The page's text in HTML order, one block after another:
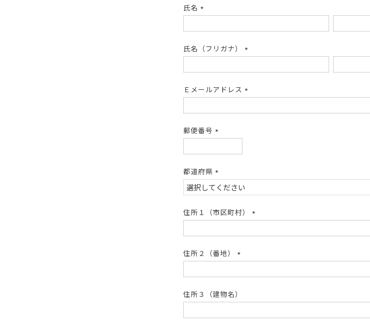
氏名
須)
氏名（フリガナ）
須)
Ｅメールアドレス
須)
郵便番号
須)
都道府県
(必
須)
住所１（市区町村）
須)
住所２（番地）
須)
住所３（建物名）